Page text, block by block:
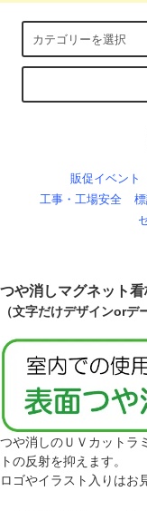
販促イベント
工事・工場安全
つや消しマグネット
（文字だけデザインorデ
つや消しのＵＶカットラ
トの反射を抑えます。
ロゴやイラスト入りはお